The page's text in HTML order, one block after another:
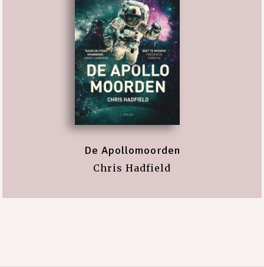
De Apollomoorden
Chris Hadfield